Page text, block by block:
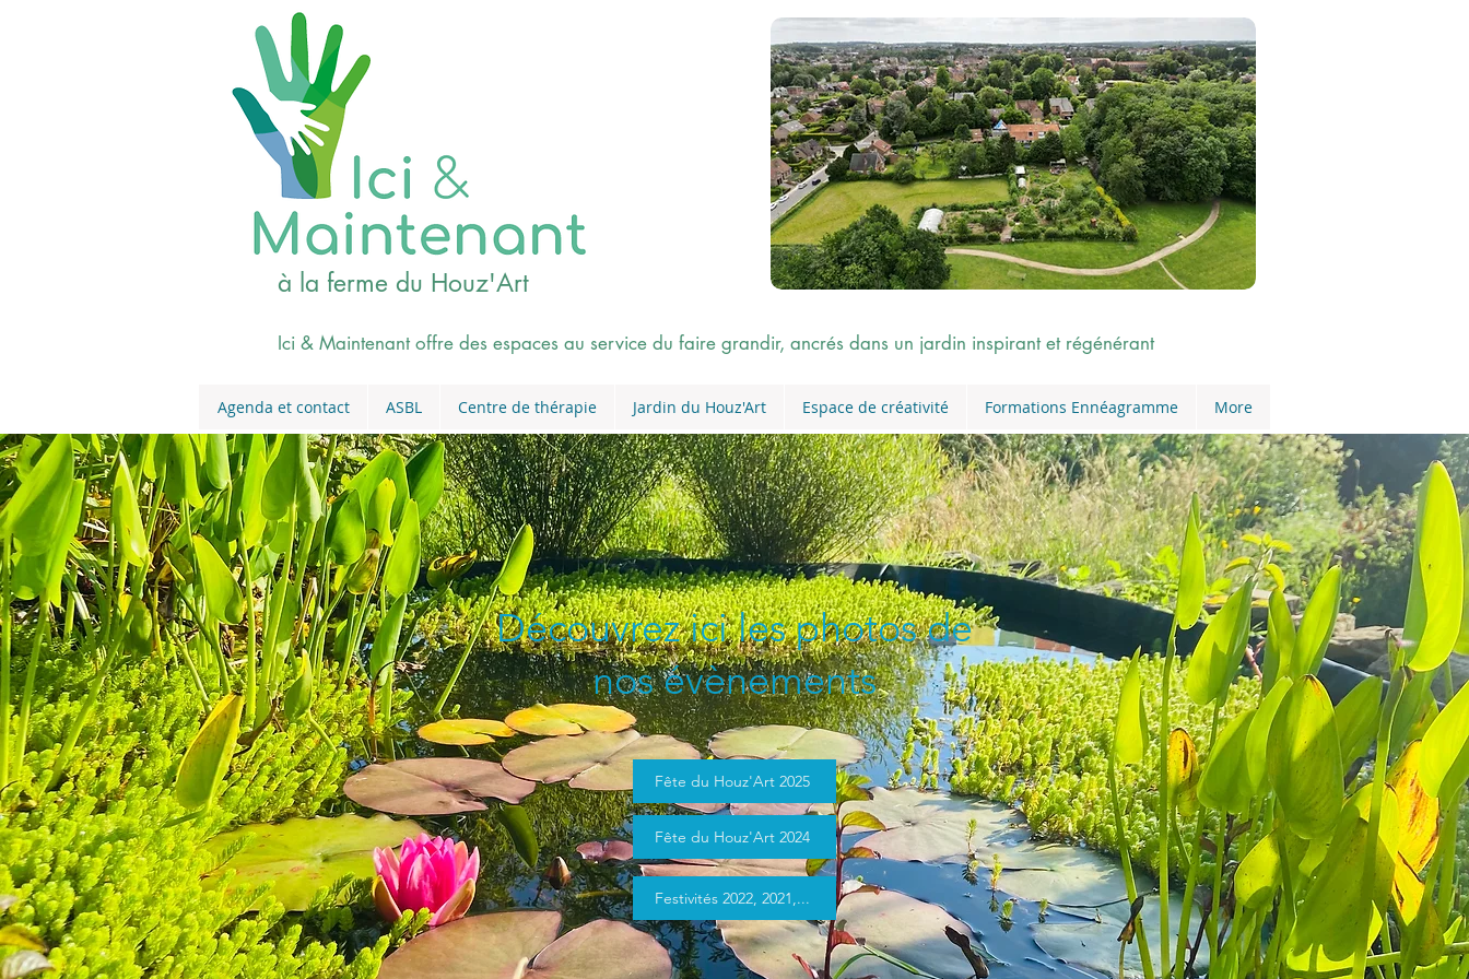
à la ferme du Houz'Art
Ici & Maintenant offre des espaces au service du faire grandir, ancrés dans un jardin inspirant et régénérant
Agenda et contact ASBL Centre de thérapie Jardin du Houz'Art Espace de créativité Formations Ennéagramme More
Découvrez ici les photos de
nos évènements
Fête du Houz'Art 2025
Fête du Houz'Art 2024
Festivités 2022, 2021,...